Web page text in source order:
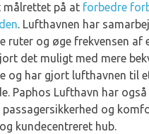
målrettet på at forbedre
. Lufthavnen har
ruter og øge frekvensen af
det muligt med mere
og har gjort lufthavnen til
Paphos Lufthavn har
og
kundecentreret hub.